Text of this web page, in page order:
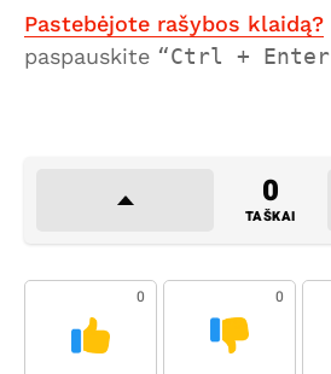
Pastebėjote rašybos klaidą?
paspauskite
Ctrl + Enter
0
TAŠKAI
0 0